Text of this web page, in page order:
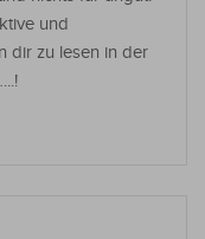
und
dir zu lesen in der